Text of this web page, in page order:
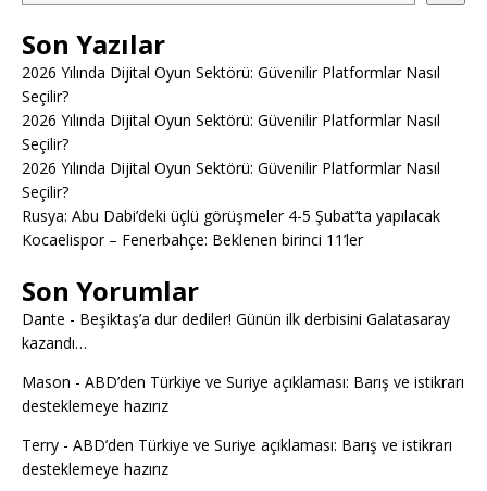
Son Yazılar
2026 Yılında Dijital Oyun Sektörü: Güvenilir Platformlar Nasıl
Seçilir?
2026 Yılında Dijital Oyun Sektörü: Güvenilir Platformlar Nasıl
Seçilir?
2026 Yılında Dijital Oyun Sektörü: Güvenilir Platformlar Nasıl
Seçilir?
Rusya: Abu Dabi’deki üçlü görüşmeler 4-5 Şubat’ta yapılacak
Kocaelispor – Fenerbahçe: Beklenen birinci 11’ler
Son Yorumlar
Dante - Beşiktaş’a dur dediler! Günün ilk derbisini Galatasaray
kazandı…
Mason - ABD’den Türkiye ve Suriye açıklaması: Barış ve istikrarı
desteklemeye hazırız
Terry - ABD’den Türkiye ve Suriye açıklaması: Barış ve istikrarı
desteklemeye hazırız